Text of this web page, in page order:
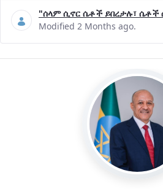
"ሰላም ሲኖር ሴቶች ይበረታሉ፣ ሴቶች
Modified 2 Months ago.